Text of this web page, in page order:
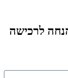
לרכישה